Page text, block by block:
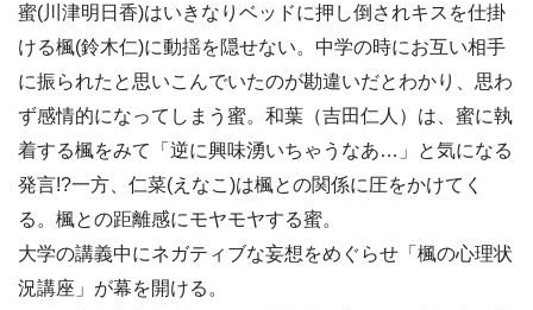
蜜(川津明日香)はいきなりベッドに押し倒されキスを仕掛
ける楓(鈴木仁)に動揺を隠せない。中学の時にお互い相手
に振られたと思いこんでいたのが勘違いだとわかり、思わ
ず感情的になってしまう蜜。和葉（吉田仁人）は、蜜に執
着する楓をみて「逆に興味湧いちゃうなあ…」と気になる
発言!?一方、仁菜(えなこ)は楓との関係に圧をかけてく
る。楓との距離感にモヤモヤする蜜。
大学の講義中にネガティブな妄想をめぐらせ「楓の心理状
況講座」が幕を開ける。